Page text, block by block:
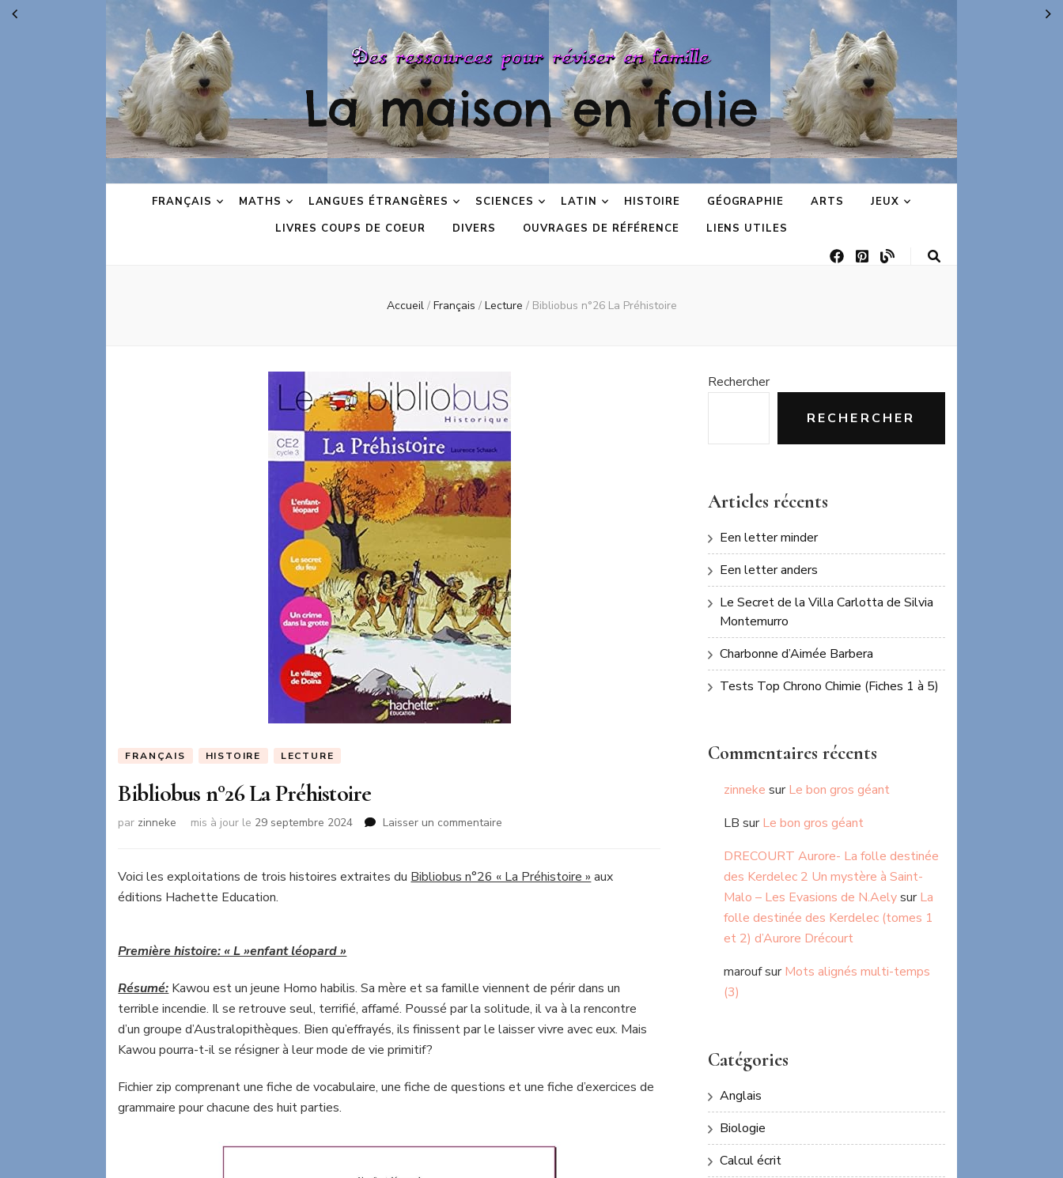
La maison en folie
FRANÇAIS MATHS LANGUES ÉTRANGÈRES SCIENCES LATIN HISTOIRE GÉOGRAPHIE ARTS
JEUX
LIVRES COUPS DE COEUR
DIVERS OUVRAGES DE RÉFÉRENCE LIENS UTILES
Accueil / Français / Lecture / Bibliobus n°26 La Préhistoire
FRANÇAIS HISTOIRE LECTURE
Bibliobus n°26 La Préhistoire
par zinneke mis à jour le 29 septembre 2024 Laisser un commentaire
La
Voici les exploitations de trois histoires extraites du Bibliobus n°26 « La Préhistoire » aux
éditions Hachette Education.
Première histoire: « L »enfant léopard »
Résumé: Kawou est un jeune Homo habilis. Sa mère et sa famille viennent de périr dans un
terrible incendie. Il se retrouve seul, terrifié, affamé. Poussé par la solitude, il va à la rencontre
d’un groupe d’Australopithèques. Bien qu’effrayés, ils finissent par le laisser vivre avec eux. Mais
Kawou pourra-t-il se résigner à leur mode de vie primitif?
Fichier zip comprenant une fiche de vocabulaire, une fiche de questions et une fiche d’exercices de
grammaire pour chacune des huit parties.
Rechercher
RECHERCHER
Articles récents
Een letter minder
Een letter anders
Le Secret de la Villa Carlotta de Silvia
Montemurro
Charbonne d’Aimée Barbera
Tests Top Chrono Chimie (Fiches 1 à 5)
Commentaires récents
zinneke surLe bon gros géant
LB surLe bon gros géant
DRECOURT Aurore- La folle destinée
des Kerdelec 2 Un mystère à Saint-
Malo – Les Evasions de N.AelysurLa
folle destinée des Kerdelec (tomes 1
et 2) d’Aurore Drécourt
maroufsurMots alignés multi-temps
(3)
Catégories
Anglais
Biologie
Calcul écrit